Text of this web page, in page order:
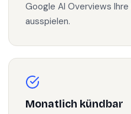
Google AI Overviews
ausspielen.
Monatlich kündbar